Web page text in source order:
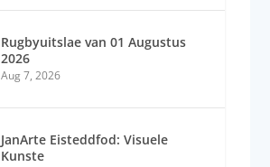
Rugbyuitslae van 01 Augustus
2026
Aug 7, 2026
JanArte Eisteddfod: Visuele
Kunste